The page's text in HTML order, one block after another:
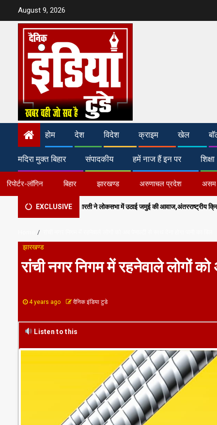
content
August 9, 2026
होम देश विदेश क्राइम खेल
मदिरा मुक्त बिहार संपादकीय हमें नाज हैं इन पर शिक्षा
रिपोर्टर-लॉगिन बिहार झारखण्ड अरुणाचल प्रदेश असम
EXCLUSIVE
अरुण भारती ने लोकसभा में उठाई जमुई की आवाज,अंतरराष्ट्रीय क्रिकेट स्टेडियम और
झारखण्ड
रांची नगर निगम में रहनेवाले लोगों को
4 years ago दैनिक इंडिया टुडे
Listen to this